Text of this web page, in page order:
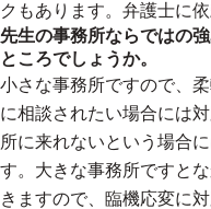
クもあります。弁護士に
先生の事務所ならではの
ところでしょうか。
小さな事務所ですので、
に相談されたい場合には
所に来れないという場合
す。大きな事務所ですと
きますので、臨機応変に